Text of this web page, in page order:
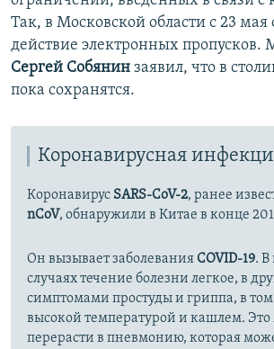
Так, в Московской области с 23
действие электронных
Сергей Собянин заявил, что в
пока сохранятся.
Коронавирусная
Коронавирус SARS-CoV-2, ранее
nCoV, обнаружили в Китае в конце
Он вызывает заболеванияCOVID-19. В
случаях течение болезни легкое, в
симптомами простуды и гриппа, в том
высокой температурой и кашлем.
перерасти в пневмонию, которая